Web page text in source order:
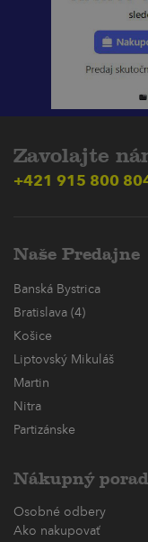
Zavolajte
+421 915 800
Naše Predajne
Banská Bystrica
Bratislava (4)
Košice
Liptovský Mikuláš
Martin
Nitra
Partizánske
Nákupný
Osobné odbery
Ako nakupovať